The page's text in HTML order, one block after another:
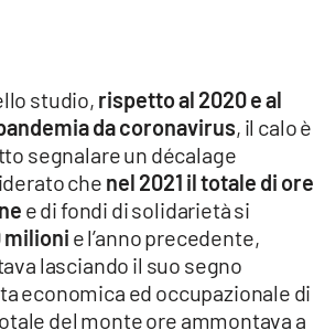
studio, rispetto al 2020 e al
da coronavirus, il calo è
segnalare un décalage
che nel 2021 il totale di ore
e di fondi di solidarietà si
milioni e l’anno precedente,
lasciando il suo segno
economica ed occupazionale di
del monte ore ammontava a